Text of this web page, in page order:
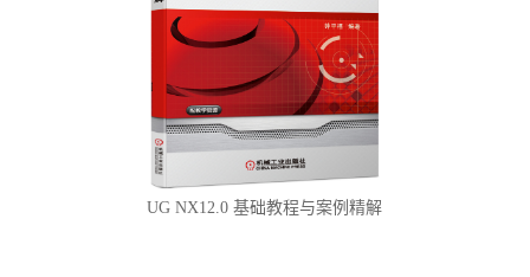
UG NX12.0 基础教程与案例精解